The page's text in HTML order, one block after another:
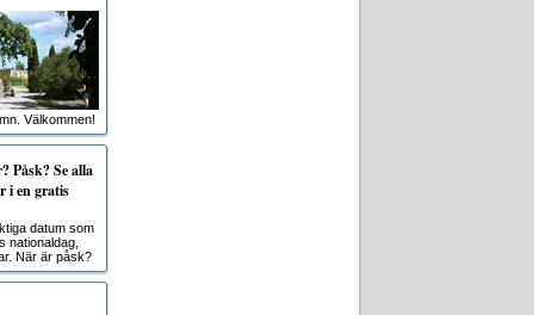
Välkommen!
Påsk? Se alla
i en gratis
datum som
nationaldag,
När är påsk?